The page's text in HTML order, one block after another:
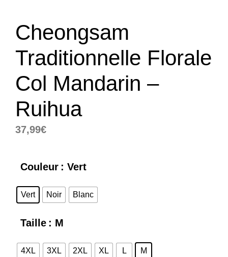
Cheongsam
Traditionnelle Florale
Col Mandarin –
Ruihua
37,99€
Couleur : Vert
Vert Noir Blanc
Taille : M
4XL 3XL 2XL XL L M